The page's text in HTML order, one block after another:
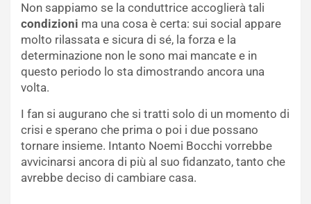
Non sappiamo se la conduttrice accoglierà tali
condizioni ma una cosa è certa: sui social appare
molto rilassata e sicura di sé, la forza e la
determinazione non le sono mai mancate e in
questo periodo lo sta dimostrando ancora una
volta.
I fan si augurano che si tratti solo di un momento di
crisi e sperano che prima o poi i due possano
tornare insieme. Intanto Noemi Bocchi vorrebbe
avvicinarsi ancora di più al suo fidanzato, tanto che
avrebbe deciso di cambiare casa.